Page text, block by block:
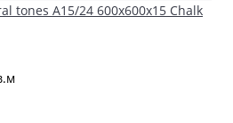
tones А15/24 600x600x15 Chalk